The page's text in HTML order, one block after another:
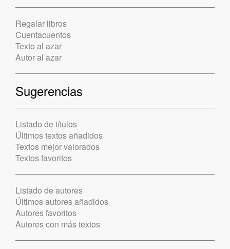
Regalar libros
Cuentacuentos
Texto al azar
Autor al azar
Sugerencias
Listado de títulos
Últimos textos añadidos
Textos mejor valorados
Textos favoritos
Listado de autores
Últimos autores añadidos
Autores favoritos
Autores con más textos